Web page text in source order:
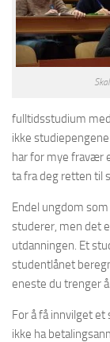
fulltidsstudium
ikke
har for mye fravær
ta fra deg retten til
Endel ungdom
studerer, men det
utdanningen. Et
studentlånet
eneste du trenger
For å få innvilget
ikke ha